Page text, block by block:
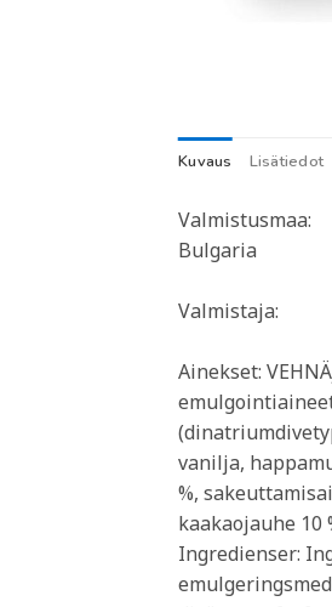
Kuvaus Lisätiedot
Valmistusmaa:
Bulgaria
Valmistaja:
Ainekset:
vanilja,
%,
kaakaojauhe
Ingredienser: